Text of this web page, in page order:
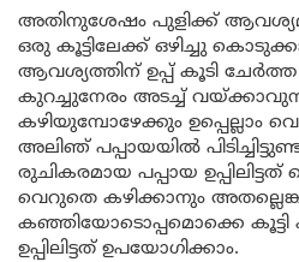
അതിനുശേഷം പുളിക്ക്
ഒരു കൂട്ടിലേക്ക് ഒഴിച്ചു
ആവശ്യത്തിന് ഉപ്പ് കൂടി ചേർത്ത
കുറച്ചുനേരം അടച്ച്
കഴിയുമ്പോഴേക്കും ഉപ്പെല്ലാം
അലിഞ് പപ്പായയിൽ
രുചികരമായ പപ്പായ
വെറുതെ കഴിക്കാനും
കഞ്ഞിയോടൊപ്പമൊക്കെ കൂട്ടി
ഉപ്പിലിട്ടത് ഉപയോഗിക്കാം.